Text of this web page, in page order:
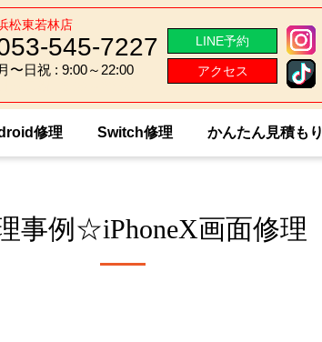
松東若林店
545-7227
月〜日祝 : 9:00～22:00
LINE予約
アクセス
修理 Switch修理 かんたん見積もり
修理事例☆iPhoneX画面修理
事例☆iPhoneX画面修理